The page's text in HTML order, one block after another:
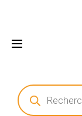
Recherche
de
produits